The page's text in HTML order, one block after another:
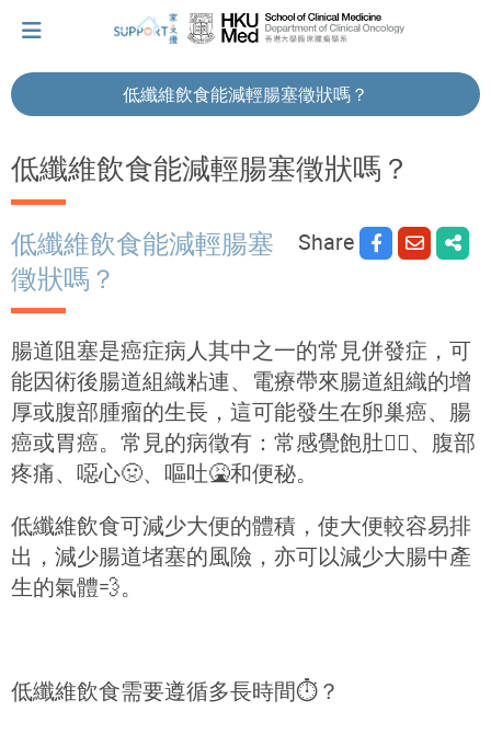
Cherish every moment; love every day.
Let's take a break!
Tips and Resources
低纖維飲食能減輕腸塞徵狀嗎？
低纖維飲食能減輕腸塞徵狀嗎？
Share
低纖維飲食能減輕腸塞
徵狀嗎？
腸道阻塞是癌症病人其中之一的常見併發症，可
能因術後腸道組織粘連、電療帶來腸道組織的增
厚或腹部腫瘤的生長，這可能發生在卵巢癌、腸
癌或胃癌。常見的病徵有：常感覺飽肚😵、腹部
疼痛、噁心🤢、嘔吐🤮和便秘。
低纖維飲食可減少大便的體積，使大便較容易排
出，減少腸道堵塞的風險，亦可以減少大腸中產
生的氣體💨。
低纖維飲食需要遵循多長時間⏱️？